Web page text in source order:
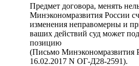
Предмет договора, менять
Минэкономразвития России
изменения неправомерны и
ваших действий суд может
позицию
(Письмо Минэкономразвития
16.02.2017 N ОГ-Д28-2591).